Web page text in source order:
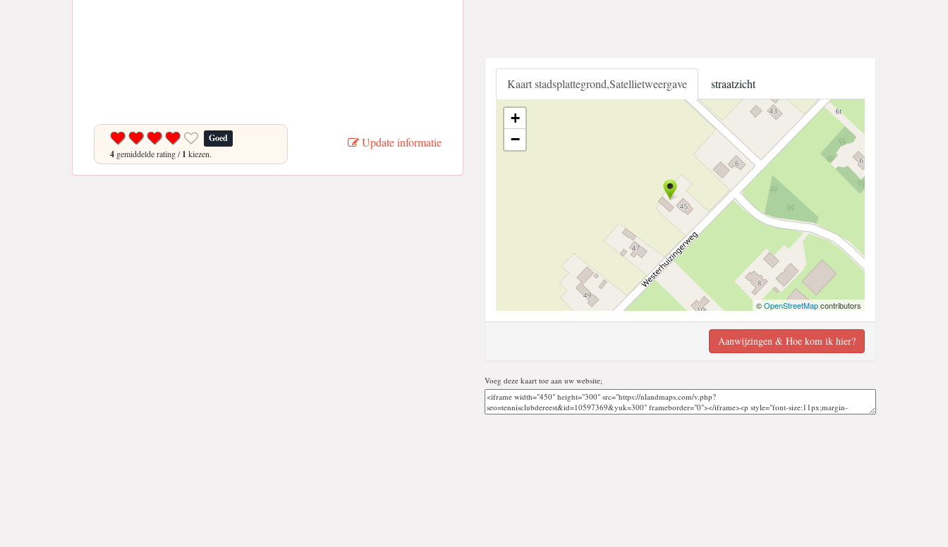
Goed
4 gemiddelde rating /1 kiezen.
Update informatie
Kaart stadsplattegrond,Satellietweergave straatzicht
+
−
©OpenStreetMapcontributors
Aanwijzingen & Hoe kom ik hier?
Voeg deze kaart toe aan uw website;